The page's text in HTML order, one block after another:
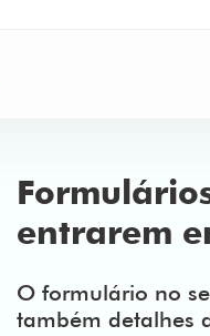
entrarem
O formulário no
também detalhes